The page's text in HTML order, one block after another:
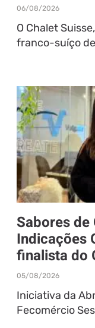
06/08/2026
O Chalet
franco-suíço
Sabores
Indicações
finalista do
05/08/2026
Iniciativa da
Fecomércio